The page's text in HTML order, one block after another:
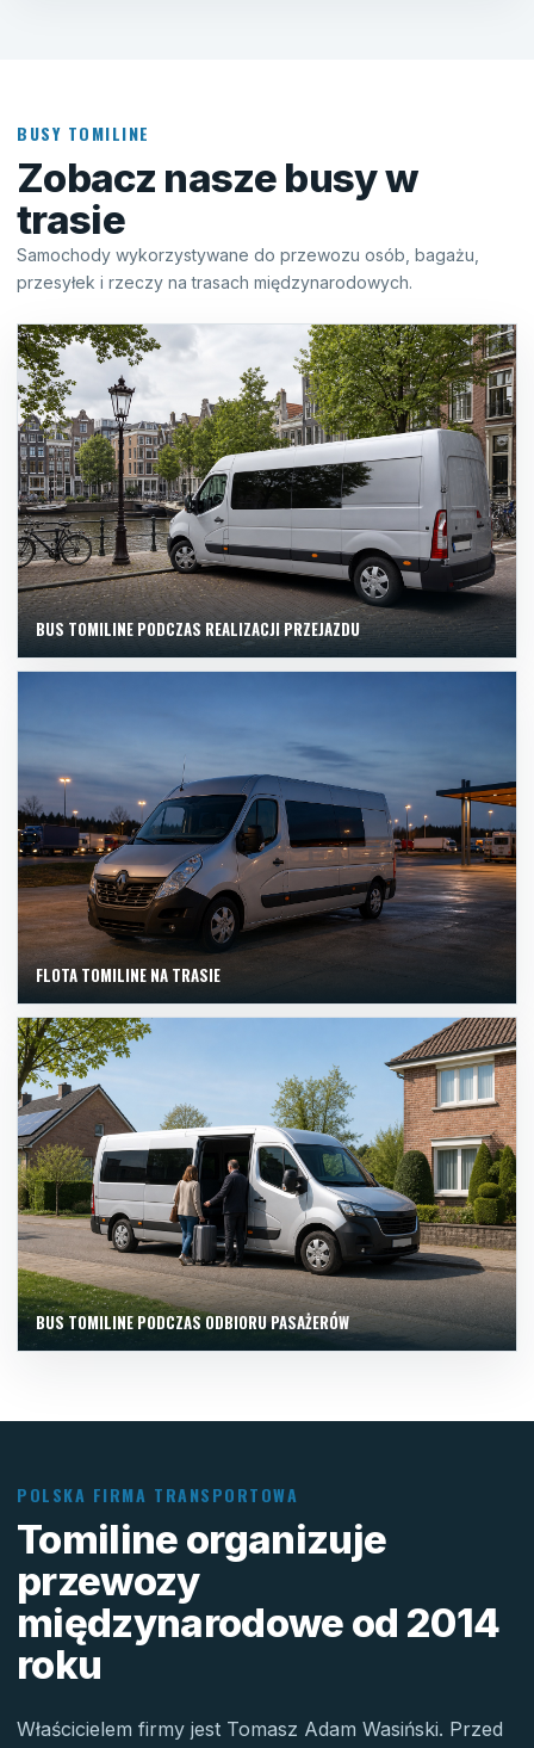
BUSY TOMILINE
Zobacz nasze busy w
trasie
Samochody wykorzystywane do przewozu osób, bagażu,
przesyłek i rzeczy na trasach międzynarodowych.
BUS TOMILINE PODCZAS REALIZACJI PRZEJAZDU
FLOTA TOMILINE NA TRASIE
BUS TOMILINE PODCZAS ODBIORU PASAŻERÓW
POLSKA FIRMA TRANSPORTOWA
Tomiline organizuje
przewozy
międzynarodowe od 2014
roku
Właścicielem firmy jest Tomasz Adam Wasiński. Przed